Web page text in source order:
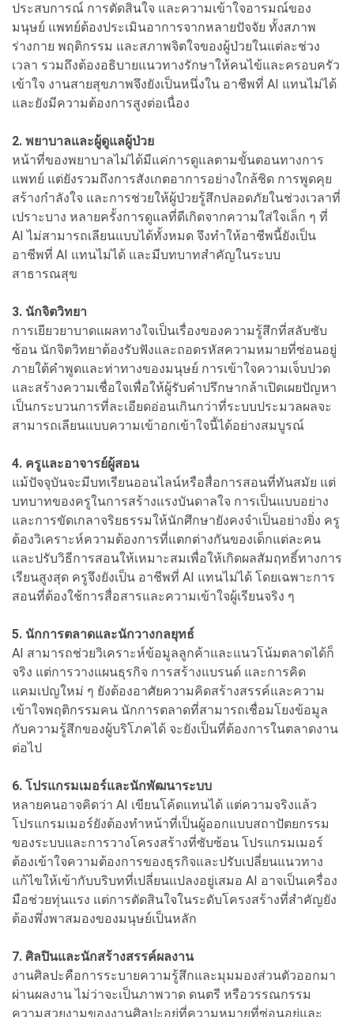
ประสบการณ์ การตัดสินใจ และความเข้าใจอารมณ์ของ
มนุษย์ แพทย์ต้องประเมินอาการจากหลายปัจจัย ทั้งสภาพ
ร่างกาย พฤติกรรม และสภาพจิตใจของผู้ป่วยในแต่ละช่วง
เวลา รวมถึงต้องอธิบายแนวทางรักษาให้คนไข้และครอบครัว
เข้าใจ งานสายสุขภาพจึงยังเป็นหนึ่งใน อาชีพที่ AI แทนไม่ได้
และยังมีความต้องการสูงต่อเนื่อง
2. พยาบาลและผู้ดูแลผู้ป่วย
หน้าที่ของพยาบาลไม่ได้มีแค่การดูแลตามขั้นตอนทางการ
แพทย์ แต่ยังรวมถึงการสังเกตอาการอย่างใกล้ชิด การพูดคุย
สร้างกำลังใจ และการช่วยให้ผู้ป่วยรู้สึกปลอดภัยในช่วงเวลาที่
เปราะบาง หลายครั้งการดูแลที่ดีเกิดจากความใส่ใจเล็ก ๆ ที่
AI ไม่สามารถเลียนแบบได้ทั้งหมด จึงทำให้อาชีพนี้ยังเป็น
อาชีพที่ AI แทนไม่ได้ และมีบทบาทสำคัญในระบบ
สาธารณสุข
3. นักจิตวิทยา
การเยียวยาบาดแผลทางใจเป็นเรื่องของความรู้สึกที่สลับซับ
ซ้อน นักจิตวิทยาต้องรับฟังและถอดรหัสความหมายที่ซ่อนอยู่
ภายใต้คำพูดและท่าทางของมนุษย์ การเข้าใจความเจ็บปวด
และสร้างความเชื่อใจเพื่อให้ผู้รับคำปรึกษากล้าเปิดเผยปัญหา
เป็นกระบวนการที่ละเอียดอ่อนเกินกว่าที่ระบบประมวลผลจะ
สามารถเลียนแบบความเข้าอกเข้าใจนี้ได้อย่างสมบูรณ์
4. ครูและอาจารย์ผู้สอน
แม้ปัจจุบันจะมีบทเรียนออนไลน์หรือสื่อการสอนที่ทันสมัย แต่
บทบาทของครูในการสร้างแรงบันดาลใจ การเป็นแบบอย่าง
และการขัดเกลาจริยธรรมให้นักศึกษายังคงจำเป็นอย่างยิ่ง ครู
ต้องวิเคราะห์ความต้องการที่แตกต่างกันของเด็กแต่ละคน
และปรับวิธีการสอนให้เหมาะสมเพื่อให้เกิดผลสัมฤทธิ์ทางการ
เรียนสูงสุด ครูจึงยังเป็น อาชีพที่ AI แทนไม่ได้ โดยเฉพาะการ
สอนที่ต้องใช้การสื่อสารและความเข้าใจผู้เรียนจริง ๆ
5. นักการตลาดและนักวางกลยุทธ์
AI สามารถช่วยวิเคราะห์ข้อมูลลูกค้าและแนวโน้มตลาดได้ก็
จริง แต่การวางแผนธุรกิจ การสร้างแบรนด์ และการคิด
แคมเปญใหม่ ๆ ยังต้องอาศัยความคิดสร้างสรรค์และความ
เข้าใจพฤติกรรมคน นักการตลาดที่สามารถเชื่อมโยงข้อมูล
กับความรู้สึกของผู้บริโภคได้ จะยังเป็นที่ต้องการในตลาดงาน
ต่อไป
6. โปรแกรมเมอร์และนักพัฒนาระบบ
หลายคนอาจคิดว่า AI เขียนโค้ดแทนได้ แต่ความจริงแล้ว
โปรแกรมเมอร์ยังต้องทำหน้าที่เป็นผู้ออกแบบสถาปัตยกรรม
ของระบบและการวางโครงสร้างที่ซับซ้อน โปรแกรมเมอร์
ต้องเข้าใจความต้องการของธุรกิจและปรับเปลี่ยนแนวทาง
แก้ไขให้เข้ากับบริบทที่เปลี่ยนแปลงอยู่เสมอ AI อาจเป็นเครื่อง
มือช่วยทุ่นแรง แต่การตัดสินใจในระดับโครงสร้างที่สำคัญยัง
ต้องพึ่งพาสมองของมนุษย์เป็นหลัก
7. ศิลปินและนักสร้างสรรค์ผลงาน
งานศิลปะคือการระบายความรู้สึกและมุมมองส่วนตัวออกมา
ผ่านผลงาน ไม่ว่าจะเป็นภาพวาด ดนตรี หรือวรรณกรรม
ความสวยงามของงานศิลปะอยู่ที่ความหมายที่ซ่อนอยู่และ